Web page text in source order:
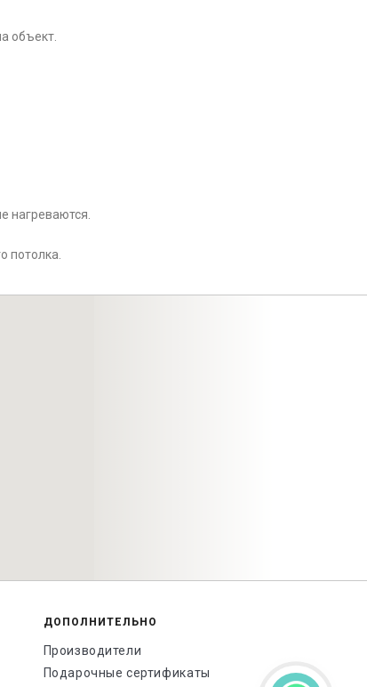
объект.
нагреваются.
потолка.
ДОПОЛНИТЕЛЬНО
Производители
Подарочные сертификаты